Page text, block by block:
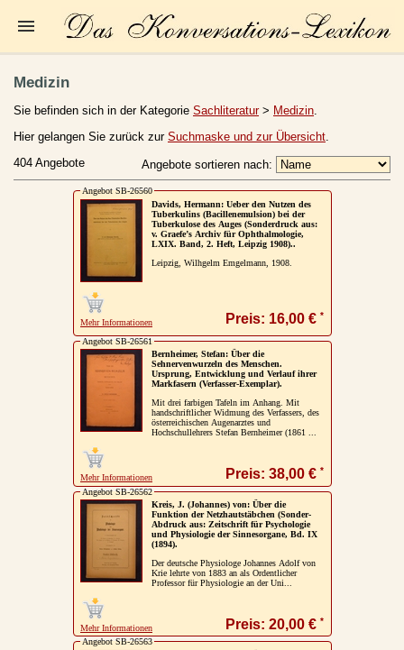
Kleine Kulturgeschichte
Die Brockhaus Auflagen
Die Meyer Auflagen
Widerrufsbelehrung
Geschäftsbedingungen
Datenschutzerklärung
Impressum / Kontakt
Vertrag widerrufen
Ihr Warenkorb
Medizin
Sie befinden sich in der Kategorie Sachliteratur> Medizin.
Hier gelangen Sie zurück zur Suchmaske und zur Übersicht.
404 Angebote
Angebote sortieren nach:
Angebot SB-26560
Davids, Hermann: Ueber den Nutzen des
Tuberkulins (Bacillenemulsion) bei der
Tuberkulose des Auges (Sonderdruck aus:
v. Graefe’s Archiv für Ophthalmologie,
LXIX. Band, 2. Heft, Leipzig 1908)..
Leipzig, Wilhgelm Emgelmann, 1908.
Mehr Informationen Preis: 16,00 € *
Angebot SB-26561
Bernheimer, Stefan: Über die
Sehnervenwurzeln des Menschen.
Ursprung, Entwicklung und Verlauf ihrer
Markfasern (Verfasser-Exemplar).
Mit drei farbigen Tafeln im Anhang. Mit
handschriftlicher Widmung des Verfassers, des
österreichischen Augenarztes und
Hochschullehrers Stefan Bernheimer (1861 ...
Mehr Informationen Preis: 38,00 € *
Angebot SB-26562
Kreis, J. (Johannes) von: Über die
Funktion der Netzhautstäbchen (Sonder-
Abdruck aus: Zeitschrift für Psychologie
und Physiologie der Sinnesorgane, Bd. IX
(1894).
Der deutsche Physiologe Johannes Adolf von
Krie lehrte von 1883 an als Ordentlicher
Professor für Physiologie an der Uni...
Mehr Informationen Preis: 20,00 € *
Angebot SB-26563